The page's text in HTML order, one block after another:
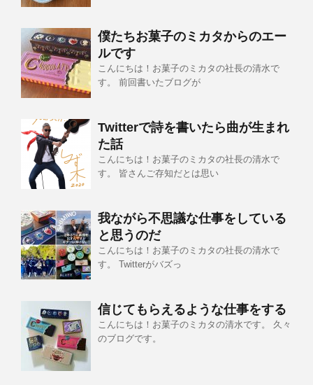
僕たちお菓子のミカタからのエー
ルです
こんにちは！お菓子のミカタの社長の清水で
す。 前回書いたブログが
Twitterで詩を書いたら曲が生まれ
た話
こんにちは！お菓子のミカタの社長の清水で
す。 皆さんご存知だとは思い
我ながら不思議な仕事をしている
と思うのだ
こんにちは！お菓子のミカタの社長の清水で
す。 Twitterがバズっ
信じてもらえるような仕事をする
こんにちは！お菓子のミカタの清水です。 久々
のブログです。